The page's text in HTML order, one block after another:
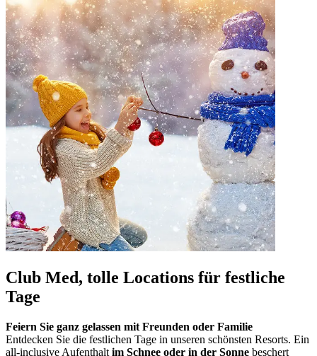
Club Med, tolle Locations für festliche
Tage
Feiern Sie ganz gelassen mit Freunden oder Familie
Entdecken Sie die festlichen Tage in unseren schönsten Resorts. Ein
all-inclusive Aufenthalt im Schnee oder in der Sonne beschert